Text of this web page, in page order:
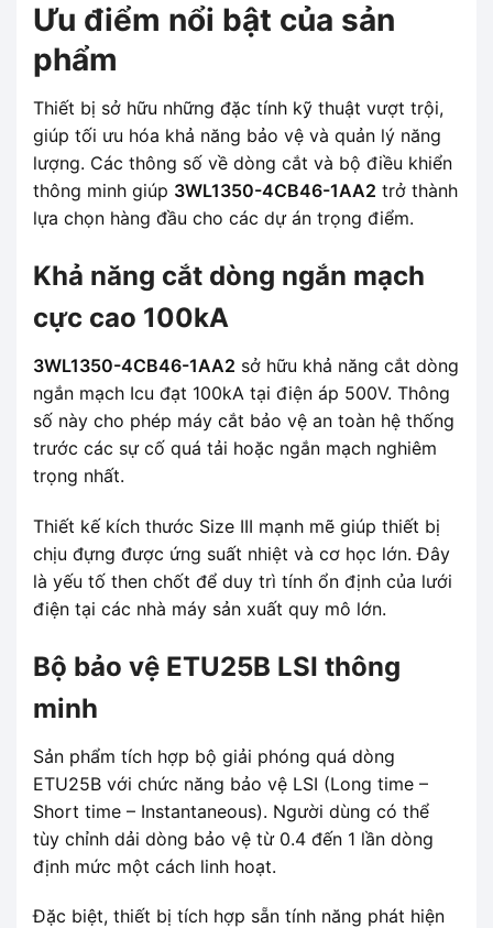
Ưu điểm nổi bật của sản
phẩm
Thiết bị sở hữu những đặc tính kỹ thuật vượt trội,
giúp tối ưu hóa khả năng bảo vệ và quản lý năng
lượng. Các thông số về dòng cắt và bộ điều khiển
thông minh giúp 3WL1350-4CB46-1AA2 trở thành
lựa chọn hàng đầu cho các dự án trọng điểm.
Khả năng cắt dòng ngắn mạch
cực cao 100kA
3WL1350-4CB46-1AA2 sở hữu khả năng cắt dòng
ngắn mạch Icu đạt 100kA tại điện áp 500V. Thông
số này cho phép máy cắt bảo vệ an toàn hệ thống
trước các sự cố quá tải hoặc ngắn mạch nghiêm
trọng nhất.
Thiết kế kích thước Size III mạnh mẽ giúp thiết bị
chịu đựng được ứng suất nhiệt và cơ học lớn. Đây
là yếu tố then chốt để duy trì tính ổn định của lưới
điện tại các nhà máy sản xuất quy mô lớn.
Bộ bảo vệ ETU25B LSI thông
minh
Sản phẩm tích hợp bộ giải phóng quá dòng
ETU25B với chức năng bảo vệ LSI (Long time –
Short time – Instantaneous). Người dùng có thể
tùy chỉnh dải dòng bảo vệ từ 0.4 đến 1 lần dòng
định mức một cách linh hoạt.
Đặc biệt, thiết bị tích hợp sẵn tính năng phát hiện